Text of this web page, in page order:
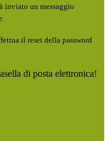
inviato un messaggio
il reset della password
di posta elettronica!